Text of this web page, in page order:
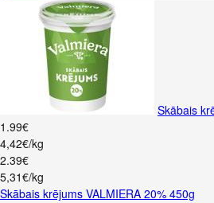
Skābais
1 .99€
4,42€/kg
2.39€
5,31€/kg
Skābais krējums VALMIERA 20% 450g